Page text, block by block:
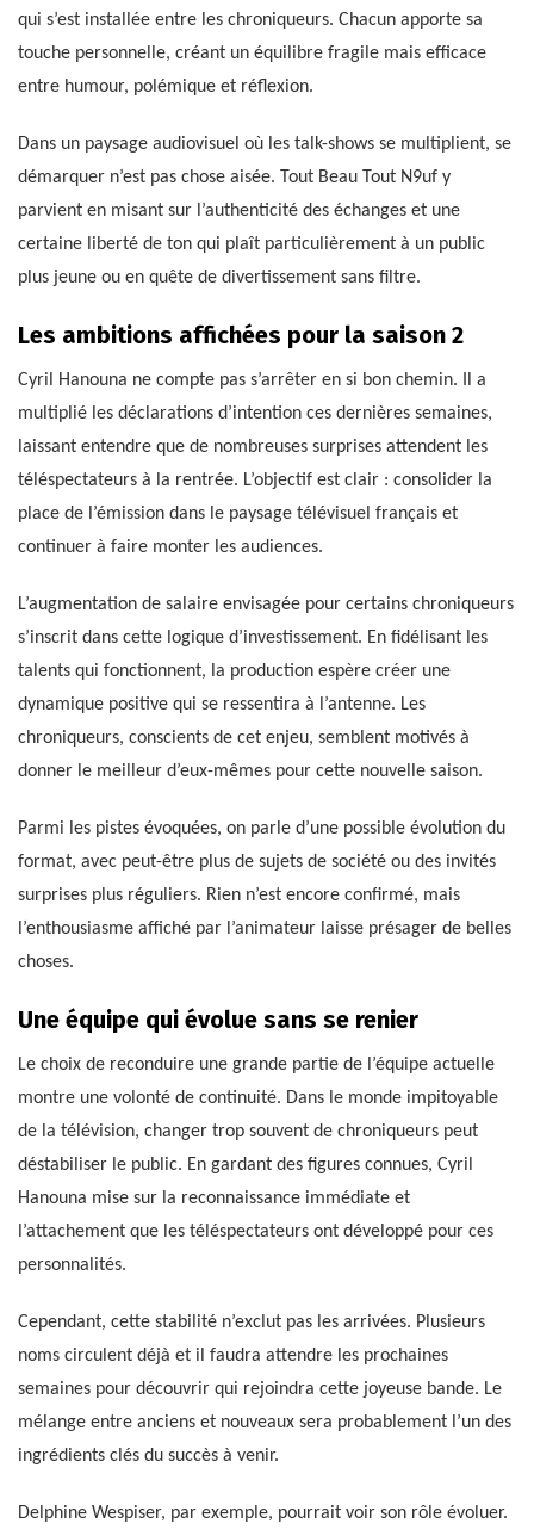
qui s’est installée entre les chroniqueurs. Chacun apporte sa
touche personnelle, créant un équilibre fragile mais efficace
entre humour, polémique et réflexion.
Dans un paysage audiovisuel où les talk-shows se multiplient, se
démarquer n’est pas chose aisée. Tout Beau Tout N9uf y
parvient en misant sur l’authenticité des échanges et une
certaine liberté de ton qui plaît particulièrement à un public
plus jeune ou en quête de divertissement sans filtre.
Les ambitions affichées pour la saison 2
Cyril Hanouna ne compte pas s’arrêter en si bon chemin. Il a
multiplié les déclarations d’intention ces dernières semaines,
laissant entendre que de nombreuses surprises attendent les
téléspectateurs à la rentrée. L’objectif est clair : consolider la
place de l’émission dans le paysage télévisuel français et
continuer à faire monter les audiences.
L’augmentation de salaire envisagée pour certains chroniqueurs
s’inscrit dans cette logique d’investissement. En fidélisant les
talents qui fonctionnent, la production espère créer une
dynamique positive qui se ressentira à l’antenne. Les
chroniqueurs, conscients de cet enjeu, semblent motivés à
donner le meilleur d’eux-mêmes pour cette nouvelle saison.
Parmi les pistes évoquées, on parle d’une possible évolution du
format, avec peut-être plus de sujets de société ou des invités
surprises plus réguliers. Rien n’est encore confirmé, mais
l’enthousiasme affiché par l’animateur laisse présager de belles
choses.
Une équipe qui évolue sans se renier
Le choix de reconduire une grande partie de l’équipe actuelle
montre une volonté de continuité. Dans le monde impitoyable
de la télévision, changer trop souvent de chroniqueurs peut
déstabiliser le public. En gardant des figures connues, Cyril
Hanouna mise sur la reconnaissance immédiate et
l’attachement que les téléspectateurs ont développé pour ces
personnalités.
Cependant, cette stabilité n’exclut pas les arrivées. Plusieurs
noms circulent déjà et il faudra attendre les prochaines
semaines pour découvrir qui rejoindra cette joyeuse bande. Le
mélange entre anciens et nouveaux sera probablement l’un des
ingrédients clés du succès à venir.
Delphine Wespiser, par exemple, pourrait voir son rôle évoluer.